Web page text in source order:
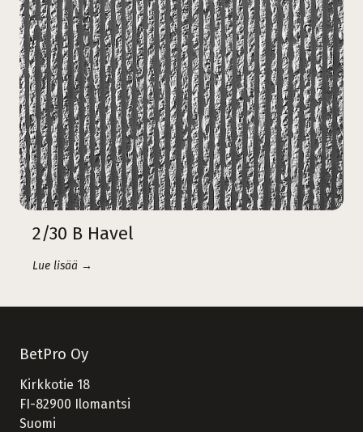
2/30 B Havel
Lue lisää →
BetPro Oy
Kirkkotie 18
FI-82900 Ilomantsi
Suomi